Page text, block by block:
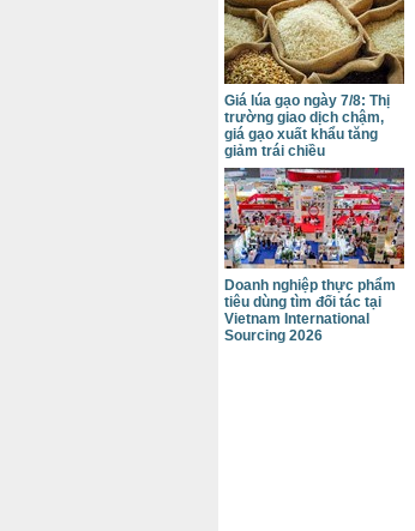
Giá lúa gạo ngày 7/8: Thị
trường giao dịch chậm,
giá gạo xuất khẩu tăng
giảm trái chiều
Doanh nghiệp thực phẩm
tiêu dùng tìm đối tác tại
Vietnam International
Sourcing 2026